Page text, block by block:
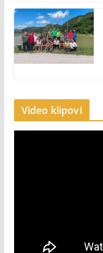
Video klipovi